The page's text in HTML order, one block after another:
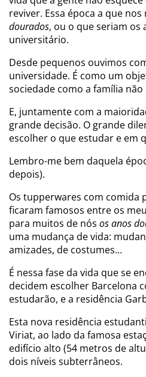
reviver. Essa época a que
dourados, ou o que seriam os
universitário.
Desde pequenos ouvimos
universidade. É como um
sociedade como a família
E, juntamente com a
grande decisão. O grande
escolher o que estudar e em
Lembro-me bem daquela
depois).
Os tupperwares com comida
ficaram famosos entre os
para muitos de nós os anos
uma mudança de vida:
amizades, de costumes…
É nessa fase da vida que se
decidem escolher Barcelona
estudarão, e a residência
Esta nova residência
Viriat, ao lado da famosa
edifício alto (54 metros de
dois níveis subterrâneos.